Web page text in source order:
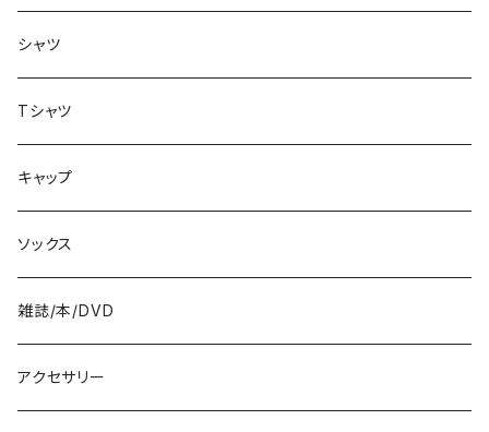
バッグ
8.3インチ
8.4インチ
8.5インチ
8.6インチ
8.7インチ
9インチ
シャツ
Tシャツ
キャップ
ソックス
雑誌/本/DVD
アクセサリー